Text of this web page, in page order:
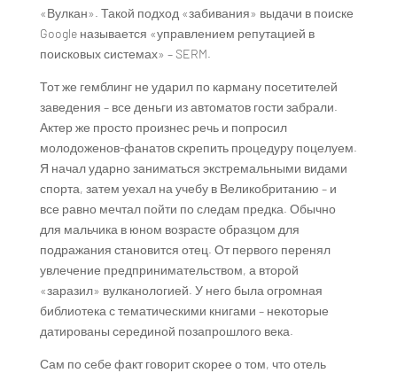
«Вулкан». Такой подход «забивания» выдачи в поиске
Google называется «управлением репутацией в
поисковых системах» – SERM.
Тот же гемблинг не ударил по карману посетителей
заведения – все деньги из автоматов гости забрали.
Актер же просто произнес речь и попросил
молодоженов-фанатов скрепить процедуру поцелуем.
Я начал ударно заниматься экстремальными видами
спорта, затем уехал на учебу в Великобританию – и
все равно мечтал пойти по следам предка. Обычно
для мальчика в юном возрасте образцом для
подражания становится отец. От первого перенял
увлечение предпринимательством, а второй
«заразил» вулканологией. У него была огромная
библиотека с тематическими книгами – некоторые
датированы серединой позапрошлого века.
Сам по себе факт говорит скорее о том, что отель